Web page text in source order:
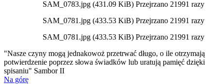
SAM_0783.jpg (431.09 KiB) Przejrzano 21991 razy
SAM_0781.jpg (433.53 KiB) Przejrzano 21991 razy
SAM_0781.jpg (433.53 KiB) Przejrzano 21991 razy
"Nasze czyny mogą jednakowoż przetrwać długo, o ile otrzymają
potwierdzenie poprzez słowa świadków lub uratują pamięć dzięki
spisaniu" Sambor II
Na górę